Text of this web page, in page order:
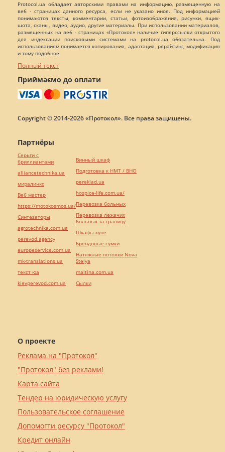
Protocol.ua обладает авторскими правами на информацию, размещенную на
веб - страницах данного ресурса, если не указано иное. Под информацией
понимаются тексты, комментарии, статьи, фотоизображения, рисунки, ящик-
шота, сканы, видео, аудио, другие материалы. При использовании материалов,
размещенных на веб - страницах «Протокол» наличие гиперссылки открытого
для индексации поисковыми системами на protocol.ua обязательна. Под
использованием понимается копирования, адаптация, рерайтинг, модификация
и тому подобное.
Полный текст
Приймаємо до оплати
Copyright © 2014-2026 «Протокол». Все права защищены.
О проекте
Реклама на "Протокол"
"Протокол" без реклами!
Карта сайта
Тендер на юридическую услугу
Пользовательское соглашение
Допомогти ресурсу "Протокол"
Кредит онлайн
Партнёры
Серьги с
бриллиантами
alliancetechnika.ua
миралинкс
Веб мастер
https://motokosmos.ua/
Синтезаторы
agrotechnika.com.ua
perevod.agency
europeservice.com.ua
mk-translations.ua
текст юа
kievperevod.com.ua
Винный шкаф
Подготовка к НМТ / ВНО
pereklad.ua
hospice-life.com.ua/
Перевозка больных
Перевозка лежачих
больных за границу
Шкафы купе
Брендовые сумки
Натяжные потолки Nova
Stelya
maltina.com.ua
Cылки